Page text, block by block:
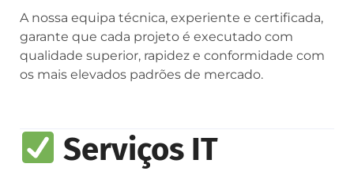
A nossa equipa técnica, experiente e certificada,
garante que cada projeto é executado com
qualidade superior, rapidez e conformidade com
os mais elevados padrões de mercado.
Serviços IT